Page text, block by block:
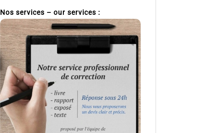
Nos services – our services :